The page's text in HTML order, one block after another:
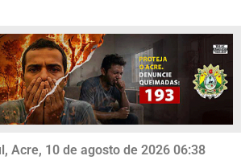
Acre, 10 de agosto de 2026 06:38